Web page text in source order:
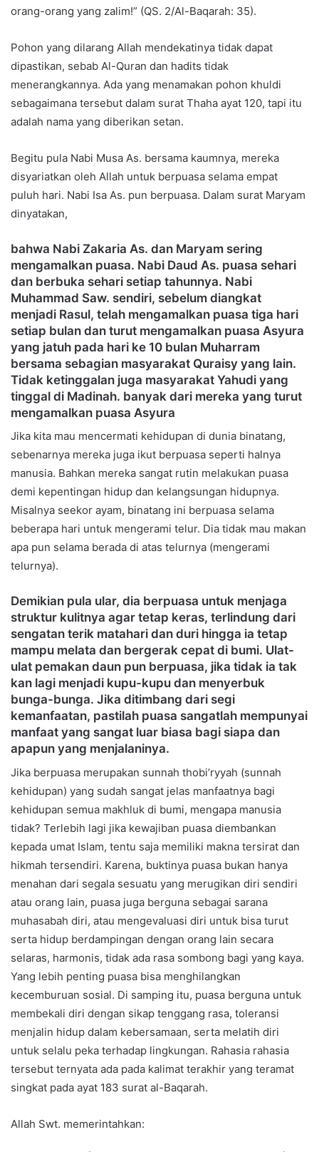
orang-orang yang zalim!” (QS. 2/Al-Baqarah: 35).
Pohon yang dilarang Allah mendekatinya tidak dapat
dipastikan, sebab Al-Quran dan hadits tidak
menerangkannya. Ada yang menamakan pohon khuldi
sebagaimana tersebut dalam surat Thaha ayat 120, tapi itu
adalah nama yang diberikan setan.
Begitu pula Nabi Musa As. bersama kaumnya, mereka
disyariatkan oleh Allah untuk berpuasa selama empat
puluh hari. Nabi Isa As. pun berpuasa. Dalam surat Maryam
dinyatakan,
bahwa Nabi Zakaria As. dan Maryam sering
mengamalkan puasa. Nabi Daud As. puasa sehari
dan berbuka sehari setiap tahunnya. Nabi
Muhammad Saw. sendiri, sebelum diangkat
menjadi Rasul, telah mengamalkan puasa tiga hari
setiap bulan dan turut mengamalkan puasa Asyura
yang jatuh pada hari ke 10 bulan Muharram
bersama sebagian masyarakat Quraisy yang lain.
Tidak ketinggalan juga masyarakat Yahudi yang
tinggal di Madinah. banyak dari mereka yang turut
mengamalkan puasa Asyura
Jika kita mau mencermati kehidupan di dunia binatang,
sebenarnya mereka juga ikut berpuasa seperti halnya
manusia. Bahkan mereka sangat rutin melakukan puasa
demi kepentingan hidup dan kelangsungan hidupnya.
Misalnya seekor ayam, binatang ini berpuasa selama
beberapa hari untuk mengerami telur. Dia tidak mau makan
apa pun selama berada di atas telurnya (mengerami
telurnya).
Demikian pula ular, dia berpuasa untuk menjaga
struktur kulitnya agar tetap keras, terlindung dari
sengatan terik matahari dan duri hingga ia tetap
mampu melata dan bergerak cepat di bumi. Ulat-
ulat pemakan daun pun berpuasa, jika tidak ia tak
kan lagi menjadi kupu-kupu dan menyerbuk
bunga-bunga. Jika ditimbang dari segi
kemanfaatan, pastilah puasa sangatlah mempunyai
manfaat yang sangat luar biasa bagi siapa dan
apapun yang menjalaninya.
Jika berpuasa merupakan sunnah thobi’ryyah (sunnah
kehidupan) yang sudah sangat jelas manfaatnya bagi
kehidupan semua makhluk di bumi, mengapa manusia
tidak? Terlebih lagi jika kewajiban puasa diembankan
kepada umat Islam, tentu saja memiliki makna tersirat dan
hikmah tersendiri. Karena, buktinya puasa bukan hanya
menahan dari segala sesuatu yang merugikan diri sendiri
atau orang lain, puasa juga berguna sebagai sarana
muhasabah diri, atau mengevaluasi diri untuk bisa turut
serta hidup berdampingan dengan orang lain secara
selaras, harmonis, tidak ada rasa sombong bagi yang kaya.
Yang lebih penting puasa bisa menghilangkan
kecemburuan sosial. Di samping itu, puasa berguna untuk
membekali diri dengan sikap tenggang rasa, toleransi
menjalin hidup dalam kebersamaan, serta melatih diri
untuk selalu peka terhadap lingkungan. Rahasia rahasia
tersebut ternyata ada pada kalimat terakhir yang teramat
singkat pada ayat 183 surat al-Baqarah.
Allah Swt. memerintahkan: